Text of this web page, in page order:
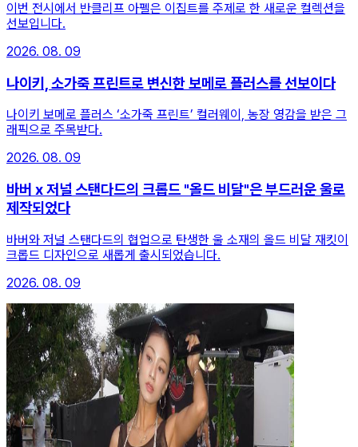
이번 전시에서 반클리프 아펠은 이집트를 주제로 한 새로운 컬렉션을
선보입니다.
2026. 08. 09
나이키, 소가죽 프린트로 변신한 보메로 플러스를 선보이다
나이키 보메로 플러스 ‘소가죽 프린트’ 컬러웨이, 농장 영감을 받은 그
래픽으로 주목받다.
2026. 08. 09
바버 x 저널 스탠다드의 크롭드 "올드 비달"은 부드러운 울로
제작되었다
바버와 저널 스탠다드의 협업으로 탄생한 울 소재의 올드 비달 재킷이
크롭드 디자인으로 새롭게 출시되었습니다.
2026. 08. 09